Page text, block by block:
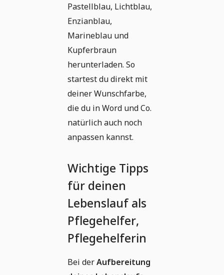
Pastellblau, Lichtblau,
Enzianblau,
Marineblau und
Kupferbraun
herunterladen. So
startest du direkt mit
deiner Wunschfarbe,
die du in Word und Co.
natürlich auch noch
anpassen kannst.
Wichtige Tipps
für deinen
Lebenslauf als
Pflegehelfer,
Pflegehelferin
Bei derAufbereitung